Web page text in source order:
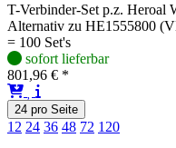
T-Verbinder-Set p.z. Heroal
Alternativ zu HE1555800
= 100 Set's
sofort lieferbar
801,96 € *
24 pro Seite
12 24 36 48 72 120